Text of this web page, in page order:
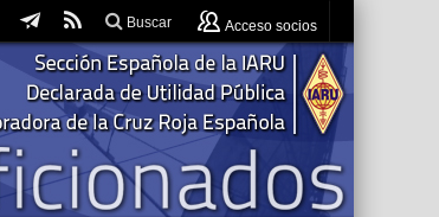
Buscar Acceso socios